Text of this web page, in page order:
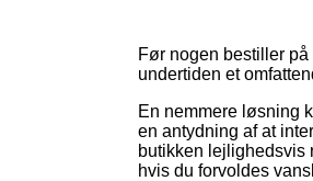
Før nogen bestiller
undertiden et
En nemmere løsning
en antydning af at
butikken lejlighedsvis
hvis du forvoldes